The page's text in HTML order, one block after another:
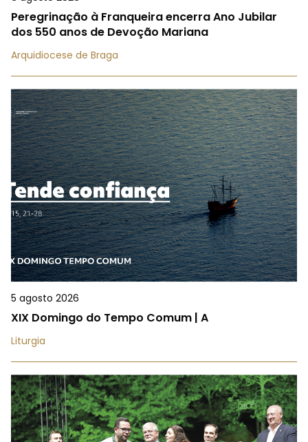
Peregrinação à Franqueira encerra Ano Jubilar
dos 550 anos de Devoção Mariana
Arquidiocese de Braga
5 agosto 2026
XIX Domingo do Tempo Comum | A
Liturgia